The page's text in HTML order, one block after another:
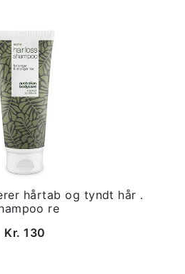
hårtab og tyndt hår .
re
Kr. 130